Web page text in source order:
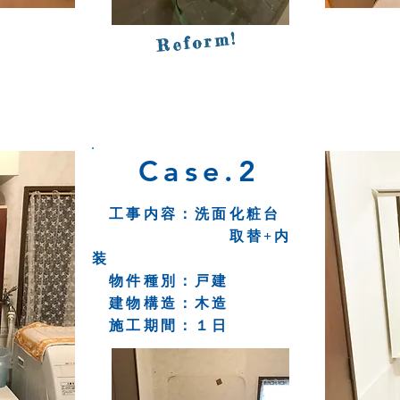
Reform!
Case.2
工事内容：洗面化粧台
取替+内
装
物件種別：戸建
​ 建物構造：木造
施工期間：１日